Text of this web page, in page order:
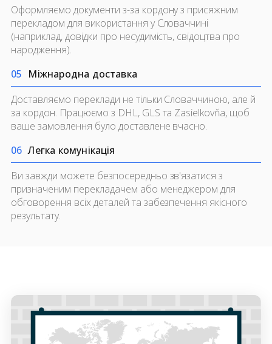
Оформляємо документи з-за кордону з присяжним
перекладом для використання у Словаччині
(наприклад, довідки про несудимість, свідоцтва про
народження).
05 Міжнародна доставка
Доставляємо переклади не тільки Словаччиною, але й
за кордон. Працюємо з DHL, GLS та Zasielkovňa, щоб
ваше замовлення було доставлене вчасно.
06 Легка комунікація
Ви завжди можете безпосередньо зв'язатися з
призначеним перекладачем або менеджером для
обговорення всіх деталей та забезпечення якісного
результату.